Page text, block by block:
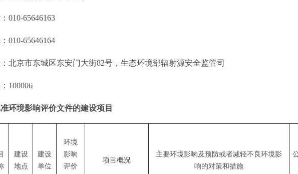
65646163
65646164
京市东城区东安门大街82号，生态环境部辐射源安全监管司
环境影响评价文件的建设项目
建设
地点
建设
单位
环境
影响
评价
项目概况
主要环境影响及预防或者减轻不良环境影
响的对策和措施